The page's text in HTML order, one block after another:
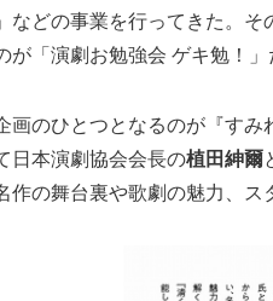
などの事業を行ってきた。
が「演劇お勉強会 ゲキ勉！」
画のひとつとなるのが『すみ
日本演劇協会会長の植田紳爾
作の舞台裏や歌劇の魅力、ス